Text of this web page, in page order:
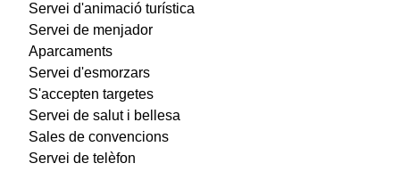
Servei d'animació turística
Servei de menjador
Aparcaments
Servei d'esmorzars
S'accepten targetes
Servei de salut i bellesa
Sales de convencions
Servei de telèfon